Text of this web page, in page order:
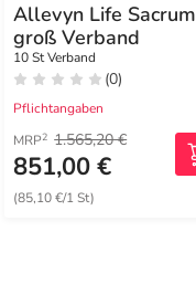
Allevyn Life Sacrum
groß Verband
10 St Verband
(0)
Pflichtangaben
MRP2 1.565,20 €
851,00 €
(85,10 €/1 St)